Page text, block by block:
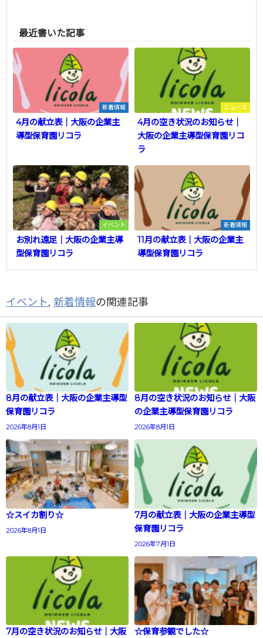
最近書いた記事
新着情報
4月の献立表｜大阪の企業主
導型保育園リコラ
ニュース
4月の空き状況のお知らせ｜
大阪の企業主導型保育園リコ
ラ
イベント
お別れ遠足｜大阪の企業主導
型保育園リコラ
新着情報
11月の献立表｜大阪の企業主
導型保育園リコラ
イベント, 新着情報の関連記事
8月の献立表｜大阪の企業主導型
保育園リコラ
2026年8月1日
8月の空き状況のお知らせ｜大阪
の企業主導型保育園リコラ
2026年8月1日
☆スイカ割り☆
2026年8月1日
7月の献立表｜大阪の企業主導型
保育園リコラ
2026年7月1日
7月の空き状況のお知らせ｜大阪
☆保育参観でした☆